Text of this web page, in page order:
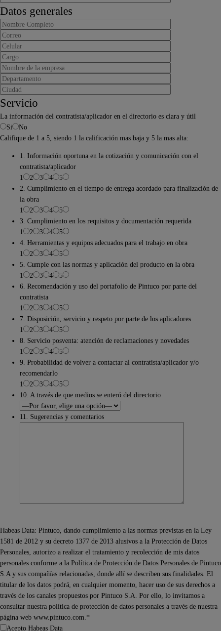
Datos generales
Servicio
La información del contratista/aplicador en el directorio es clara y útil
Si
No
Califique de 1 a 5, siendo 1 la calificación mas baja y 5 la mas alta:
1. Información oportuna en la cotización y comunicación con el
contratista/aplicador
1
2 3 4
5
2. Cumplimiento en el tiempo de entrega acordado para finalización de
la obra
1
2 3 4
5
3. Cumplimiento en los requisitos y documentación requerida
1
2 3 4
5
4. Herramientas y equipos adecuados para el trabajo en obra
1
2 3 4
5
5. Cumple con las normas y aplicación del producto en la obra
1
2 3 4
5
6. Recomendación y uso del portafolio de Pintuco por parte del
contratista
1
2 3 4
5
7. Disposición, servicio y respeto por parte de los aplicadores
1
2 3 4
5
8. Servicio posventa: atención de reclamaciones y novedades
1
2 3 4
5
9. Probabilidad de volver a contactar al contratista/aplicador y/o
recomendarlo
1
2 3 4
5
10. A través de que medios se enteró del directorio
11. Sugerencias y comentarios
Habeas Data: Pintuco, dando cumplimiento a las normas previstas en la Ley
1581 de 2012 y su decreto 1377 de 2013 alusivos a la Protección de Datos
Personales, autorizo a realizar el tratamiento y recolección de mis datos
personales conforme a la Política de Protección de Datos Personales de Pintuco
S.A y sus compañías relacionadas, donde allí se describen sus finalidades. El
titular de los datos podrá, en cualquier momento, hacer uso de sus derechos a
través de los canales propuestos por Pintuco S.A. Por ello, lo invitamos a
consultar nuestra política de protección de datos personales a través de nuestra
página web www.pintuco.com.*
Acepto Habeas Data